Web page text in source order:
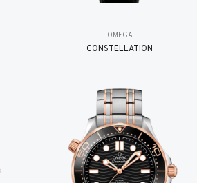
OMEGA
CONSTELLATION